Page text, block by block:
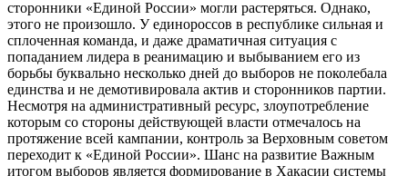
сторонники «Единой России» могли растеряться. Однако,
этого не произошло. У единороссов в республике сильная и
сплоченная команда, и даже драматичная ситуация с
попаданием лидера в реанимацию и выбыванием его из
борьбы буквально несколько дней до выборов не поколебала
единства и не демотивировала актив и сторонников партии.
Несмотря на административный ресурс, злоупотребление
которым со стороны действующей власти отмечалось на
протяжение всей кампании, контроль за Верховным советом
переходит к «Единой России». Шанс на развитие Важным
итогом выборов является формирование в Хакасии системы